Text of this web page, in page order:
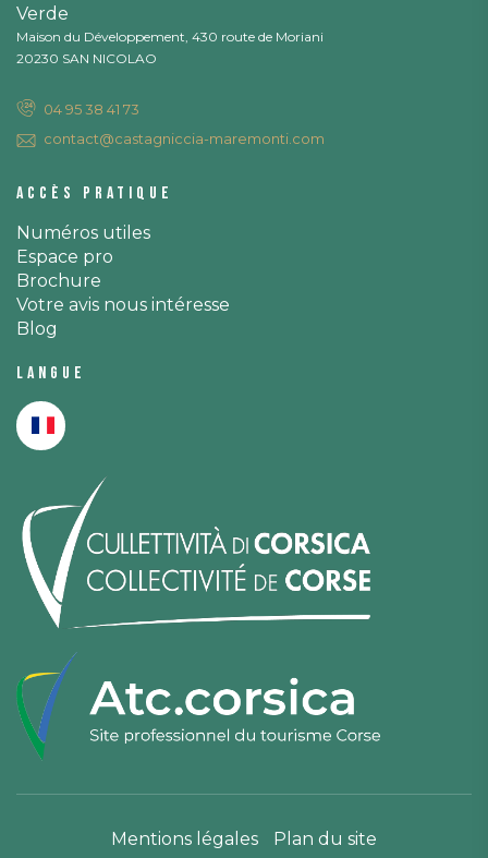
Verde
Maison du Développement, 430 route de Moriani
20230 SAN NICOLAO
04 95 38 41 73
contact@castagniccia-maremonti.com
Accès pratique
Numéros utiles
Espace pro
Brochure
Votre avis nous intéresse
Blog
Langue
Mentions légales Plan du site